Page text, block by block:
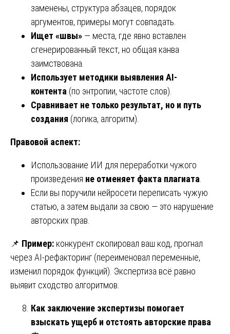
заменены, структура абзацев, порядок
аргументов, примеры могут совпадать.
Ищет «швы» — места, где явно вставлен
сгенерированный текст, но общая канва
заимствована.
Использует методики выявления AI-
контента (по энтропии, частоте слов).
Сравнивает не только результат, но и путь
создания (логика, алгоритм).
Правовой аспект:
Использование ИИ для переработки чужого
произведения не отменяет факта плагиата
Если вы поручили нейросети переписать чужую
статью, а затем выдали за свою — это нарушение
авторских прав.
📌 Пример: конкурент скопировал ваш код, прогнал
через AI-рефакторинг (переименовал переменные,
изменил порядок функций). Экспертиза всё равно
выявит сходство алгоритмов.
Как заключение экспертизы помогает
взыскать ущерб и отстоять авторские права